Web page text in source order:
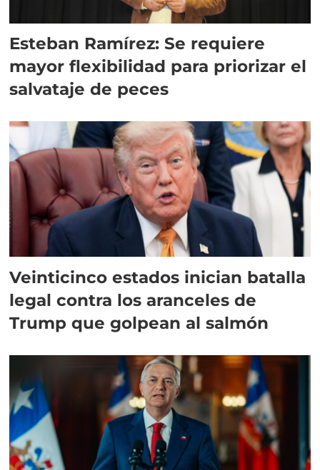
Esteban Ramírez: Se requiere
mayor flexibilidad para priorizar el
salvataje de peces
Veinticinco estados inician batalla
legal contra los aranceles de
Trump que golpean al salmón